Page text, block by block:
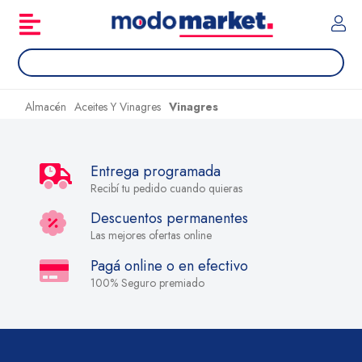
Almacén Aceites Y Vinagres Vinagres
Entrega programada
Recibí tu pedido cuando quieras
Descuentos permanentes
Las mejores ofertas online
Pagá online o en efectivo
100% Seguro premiado